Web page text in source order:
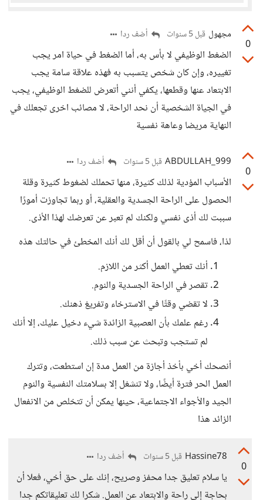
0
مجهول قبل 5 سنوات أضف ردا
الضغط الوظيفي لا بأس به، أما الضغط في حياة امر يجب
تغييره، وإن كان شخص يتسبب به فهذه علاقة سامة يجب
الابتعاد عنها وقطعها، يكفي أنني أتعرض للضغط الوظيفي، يجب
في الجياة الشخصية أن نحد الراحة، لا مصائب اخرى تجعلك في
النهاية مريضا وعاهة نفسية
0
ABDULLAH_999 قبل 5 سنوات أضف ردا
الأسباب المؤدية لذلك كثيرة، منها تحملك لضغوط كثيرة وقلة
الحصول على الراحة الجسدية والعقلية، أو ربما تجاوزت أمورًا
سببت لك أذى نفسي ولكنك لم تعبر عن تعرضك لهذا الأذى.
لذا، فاسمح لي بالقول أن أقل لك أنك المخطئ في حالتك هذه
أنك تعطي العمل أكثر من اللازم.
تقصر في الراحة الجسدية والنوم.
لا تقضي وقتًا في الاسترخاء وتفريغ ذهنك.
رغم علمك بأن العصبية الزائدة شيء دخيل عليك، إلا أنك
لم تستجب وتبحث عن سبب ذلك.
أنصحك أخي بأخذ أجازة من العمل مدة إن استطعت، وتترك
العمل الحر فترة أيضًا، ولا تنشغل إلا بسلامتك النفسية والنوم
الجيد والأجواء الاجتماعية، حينها يمكن أن تتخلص من الانفعال
الزائد هذا
0
Hassine78 قبل 5 سنوات أضف ردا
يا سلام تعليق جدا محفز وصريح، إنك على حق أخي، فعلا أن
بحاجة إلى راحة والابتعاد عن العمل. شكرا لك تعليقاتكم جدا